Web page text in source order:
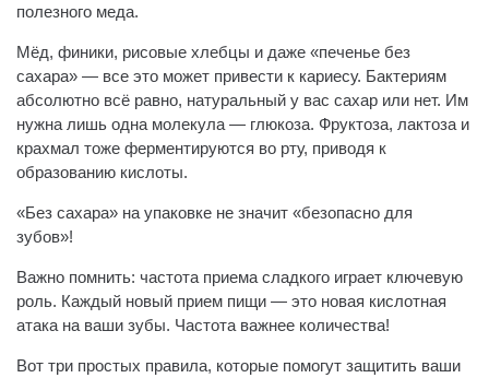
полезного меда.
Мёд, финики, рисовые хлебцы и даже «печенье без
сахара» — все это может привести к кариесу. Бактериям
абсолютно всё равно, натуральный у вас сахар или нет. Им
нужна лишь одна молекула — глюкоза. Фруктоза, лактоза и
крахмал тоже ферментируются во рту, приводя к
образованию кислоты.
«Без сахара» на упаковке не значит «безопасно для
зубов»!
Важно помнить: частота приема сладкого играет ключевую
роль. Каждый новый прием пищи — это новая кислотная
атака на ваши зубы. Частота важнее количества!
Вот три простых правила, которые помогут защитить ваши